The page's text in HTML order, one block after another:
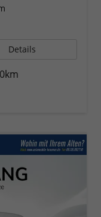
Details